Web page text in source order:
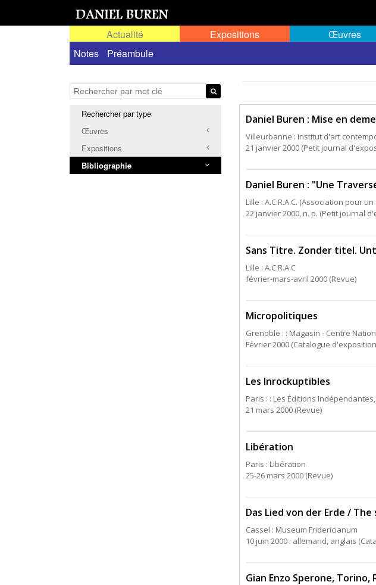
Actualité Expositions Œuvres
Notes
Préambule
Rechercher par type
Œuvres
Expositions
Bibliographie
Daniel Buren : Mise en
Villeurbanne : Institut d'art
21 janvier 2000 (Petit journal
Daniel Buren : "Une
Lille : A.C.R.A.C. (Association pour
22 janvier 2000, n. p. (Petit journal
Sans Titre. Zonder titel.
Lille : A.C.R.A.C
février-mars-avril 2000 (Revue)
Micropolitiques
Grenoble : : Magasin - Centre
Février 2000 (Catalogue
Les Inrockuptibles
Paris : : Les Éditions
21 mars 2000 (Revue)
Libération
Paris : Libération
25-26 mars 2000 (Revue)
Das Lied von der Erde /
Cassel : Museum Fridericianum
10 juin 2000 : allemand, anglais
Gian Enzo Sperone,